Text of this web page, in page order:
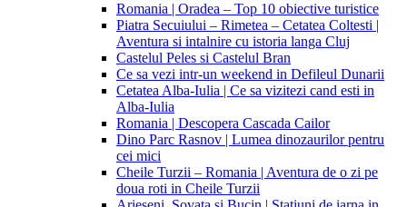
Romania | Oradea – Top 10 obiective turistice
Piatra Secuiului – Rimetea – Cetatea Coltesti |
Aventura si intalnire cu istoria langa Cluj
Castelul Peles si Castelul Bran
Ce sa vezi intr-un weekend in Defileul Dunarii
Cetatea Alba-Iulia | Ce sa vizitezi cand esti in
Alba-Iulia
Romania | Descopera Cascada Cailor
Dino Parc Rasnov | Lumea dinozaurilor pentru
cei mici
Cheile Turzii – Romania | Aventura de o zi pe
doua roti in Cheile Turzii